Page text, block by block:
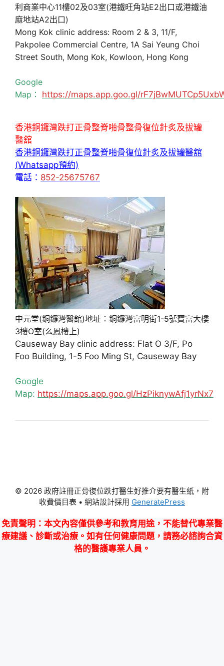
利商業中心11樓02及03室(港鐵旺角站E2出口或港鐵油
麻地站A2出口)
Mong Kok clinic address: Room 2 & 3, 11/F,
Pakpolee Commercial Centre, 1A Sai Yeung Choi
Street South, Mong Kok, Kowloon, Hong Kong
Google
Map： https://maps.app.goo.gl/
香港銅鑼灣跌打正骨整脊啪骨整骨復位針炙及拔罐
醫舘
香港銅鑼灣跌打正骨整脊啪骨復位針炙及拔罐醫舘
(Whatsapp預約)
電話： 852-25675767
中元堂(銅鑼灣醫舘)地址：銅鑼灣富明街1-5號寶富大樓
3樓O室(么鳳樓上)
Causeway Bay clinic address: Flat O 3/F, Po
Foo Building, 1-5 Foo Ming St, Causeway Bay
Google
Map: https://maps.app.goo.gl/HzPiknywAfj1yrNx7
© 2026 政府註冊正骨復位跌打醫生好推介要有醫生紙，附
收費價目表 • 網站設計採用 GeneratePress
免責聲明 ：本文內容僅供參考和教育用途，不能替代專業醫
療建議、診斷或治療。如有任何健康問題，請務必諮詢合資
格的醫護專業人員。